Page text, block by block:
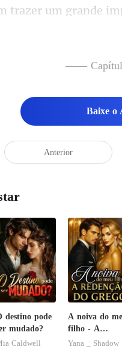
——
Baixe o
Anterior
destino pode
mudado?
Caldwell
A noiva do
filho - A
Redenção do
Yana _ Shadow